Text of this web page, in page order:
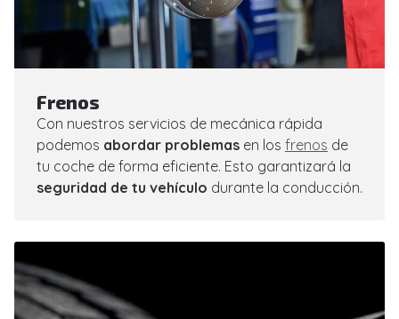
Frenos
Con nuestros servicios de mecánica rápida
podemos abordar problemasen los frenos de
tu coche de forma eficiente. Esto garantizará la
seguridad de tu vehículo durante la conducción.